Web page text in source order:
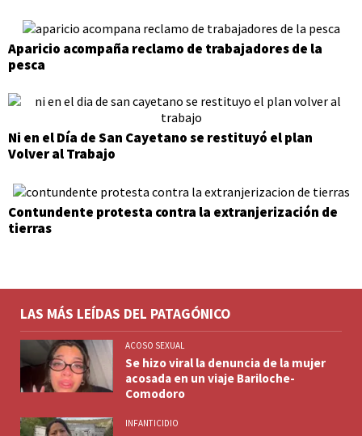
Aparicio acompaña reclamo de trabajadores de la
pesca
Ni en el Día de San Cayetano se restituyó el plan
Volver al Trabajo
Contundente protesta contra la extranjerización de
tierras
LAS MÁS LEÍDAS DEL PATAGÓNICO
ACOSO SEXUAL
Se hizo viral la denuncia de la mujer
acosada en un viaje Bariloche-
Comodoro
INFANTICIDIO